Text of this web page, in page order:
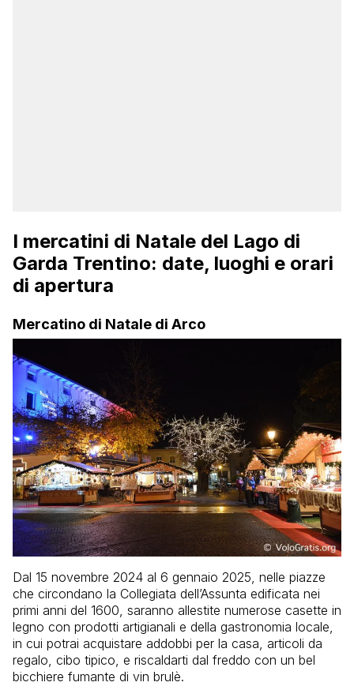
I mercatini di Natale del Lago di
Garda Trentino: date, luoghi e orari
di apertura
Mercatino di Natale di Arco
Dal 15 novembre 2024 al 6 gennaio 2025, nelle piazze
che circondano la Collegiata dell’Assunta edificata nei
primi anni del 1600, saranno allestite numerose casette in
legno con prodotti artigianali e della gastronomia locale,
in cui potrai acquistare addobbi per la casa, articoli da
regalo, cibo tipico, e riscaldarti dal freddo con un bel
bicchiere fumante di vin brulè.